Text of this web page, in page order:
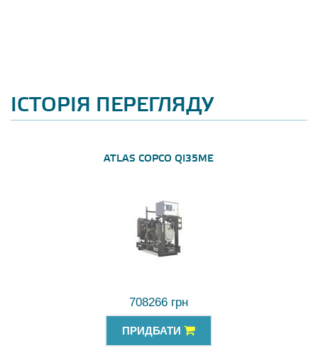
ІСТОРІЯ ПЕРЕГЛЯДУ
ATLAS COPCO QI35ME
708266 грн
ПРИДБАТИ